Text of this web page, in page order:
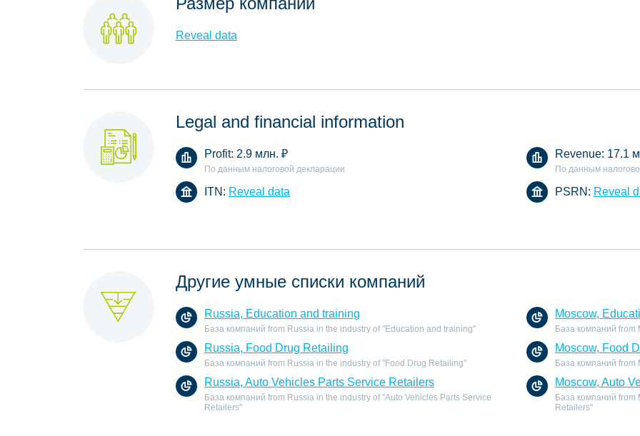
Reveal data
Legal and financial information
Profit: 2.9 млн. ₽
По данным налоговой декларации
Revenue: 17.1
По данным
ITN: Reveal data PSRN: Reveal
Другие умные списки компаний
Russia, Education and training
База компаний from Russia in the industry of "Education and training"
Moscow,
База компаний from
Russia, Food Drug Retailing
База компаний from Russia in the industry of "Food Drug Retailing"
Moscow, Food
База компаний from
Russia, Auto Vehicles Parts Service Retailers
База компаний from Russia in the industry of "Auto Vehicles Parts Service
Retailers"
Moscow, Auto
База компаний from
Retailers"